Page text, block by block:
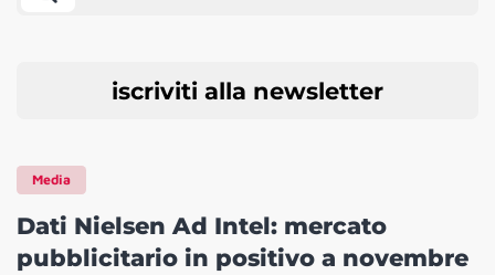
iscriviti alla newsletter
Media
Dati Nielsen Ad Intel: mercato
pubblicitario in positivo a novembre